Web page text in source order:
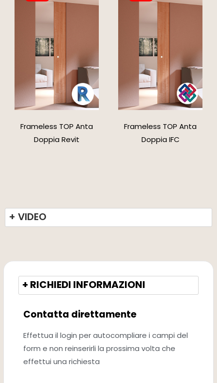
Frameless TOP Anta
Doppia Revit
Frameless TOP Anta
Doppia IFC
+ VIDEO
+ RICHIEDI INFORMAZIONI
Contatta direttamente
Effettua il login per autocompliare i campi del
form e non reinserirli la prossima volta che
effettui una richiesta